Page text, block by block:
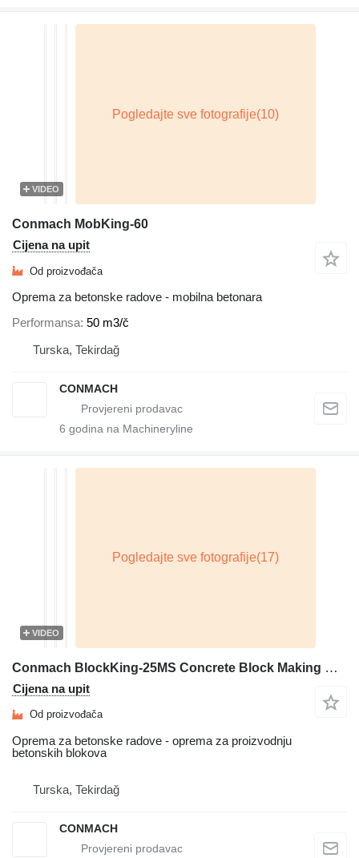
VIDEO
Conmach MobKing-60
Cijena na upit
Od proizvođača
Oprema za betonske radove - mobilna betonara
Performansa 50 m3/č
Turska, Tekirdağ
CONMACH
6 godina na Machineryline
VIDEO
Conmach BlockKing-25MS Concrete Block Making Machine -10.000 units/shift
Cijena na upit
Od proizvođača
Oprema za betonske radove - oprema za proizvodnju
betonskih blokova
Turska, Tekirdağ
CONMACH